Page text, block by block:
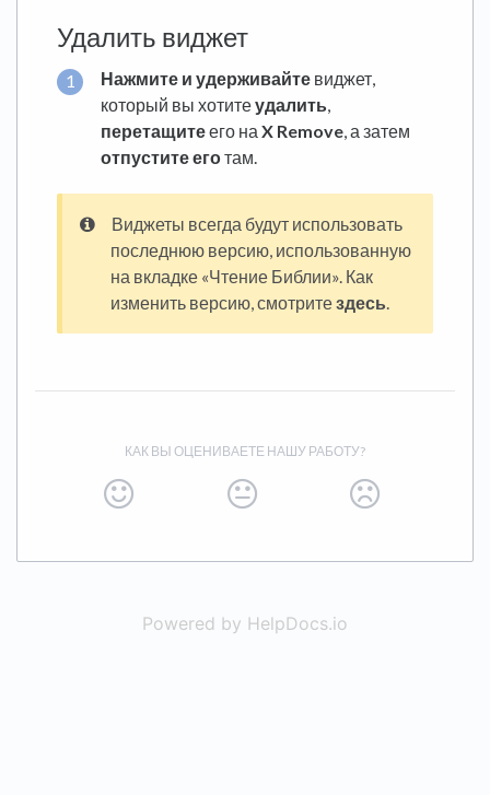
Удалить виджет
Нажмите и удерживайте виджет,
который вы хотитеудалить,
перетащитеего на X Remove, а затем
отпустите еготам.
Виджеты всегда будут использовать
последнюю версию, использованную
на вкладке «Чтение Библии». Как
изменить версию, смотритездесь.
КАК ВЫ ОЦЕНИВАЕТЕ НАШУ РАБОТУ?
Powered by HelpDocs.io